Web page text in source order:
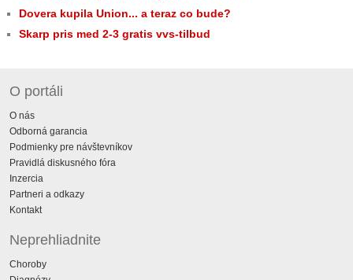
Dovera kupila Union... a teraz co bude?
Skarp pris med 2-3 gratis vvs-tilbud
O portáli
O nás
Odborná garancia
Podmienky pre návštevníkov
Pravidlá diskusného fóra
Inzercia
Partneri a odkazy
Kontakt
Neprehliadnite
Choroby